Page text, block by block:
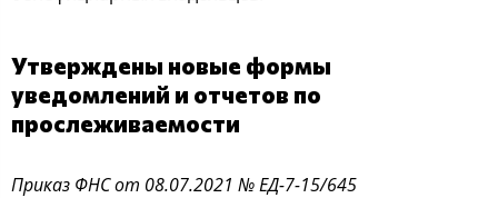
Утверждены новые формы
уведомлений и отчетов по
прослеживаемости
Приказ ФНС от 08.07.2021 № ЕД-7-15/645